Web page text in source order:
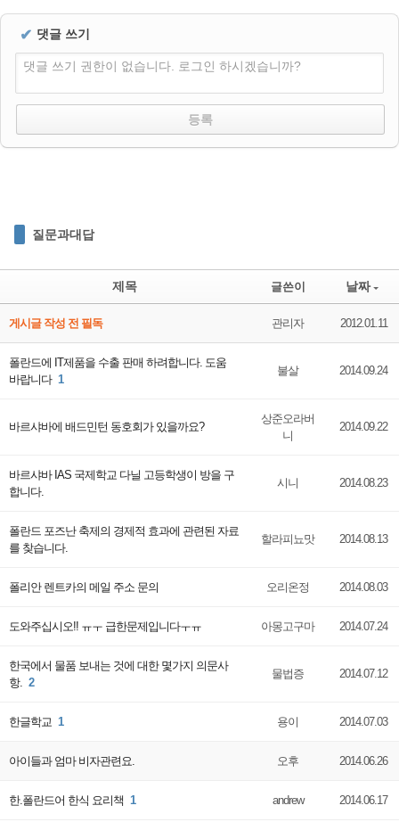
✔ 댓글 쓰기
댓글 쓰기 권한이 없습니다. 로그인 하시겠습니까?
질문과대답
제목 글쓴이 날짜
게시글 작성 전 필독 관리자 2012.01.11
폴란드에 IT제품을 수출 판매 하려합니다. 도움
바랍니다 1
불살 2014.09.24
바르샤바에 배드민턴 동호회가 있을까요?
상준오라버
니
2014.09.22
바르샤바 IAS 국제학교 다닐 고등학생이 방을 구
합니다.
시니 2014.08.23
폴란드 포즈난 축제의 경제적 효과에 관련된 자료
를 찾습니다.
할라피뇨맛 2014.08.13
폴리안 렌트카의 메일 주소 문의 오리온정 2014.08.03
도와주십시오!! ㅠㅜ 급한문제입니다ㅜㅠ 아몽고구마 2014.07.24
한국에서 물품 보내는 것에 대한 몇가지 의문사
항. 2
물법증 2014.07.12
한글학교 1 용이 2014.07.03
아이들과 엄마 비자관련요. 오후 2014.06.26
한.폴란드어 한식 요리책 1 andrew 2014.06.17